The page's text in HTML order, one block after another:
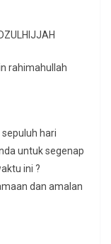
rahimahullah
hari
untuk segenap
ini ?
dan amalan